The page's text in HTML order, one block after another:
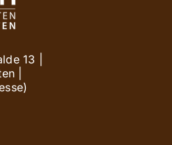
13 |
|